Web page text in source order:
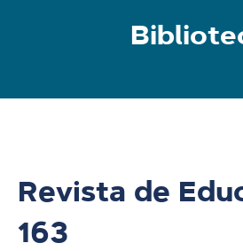
Revista de
163